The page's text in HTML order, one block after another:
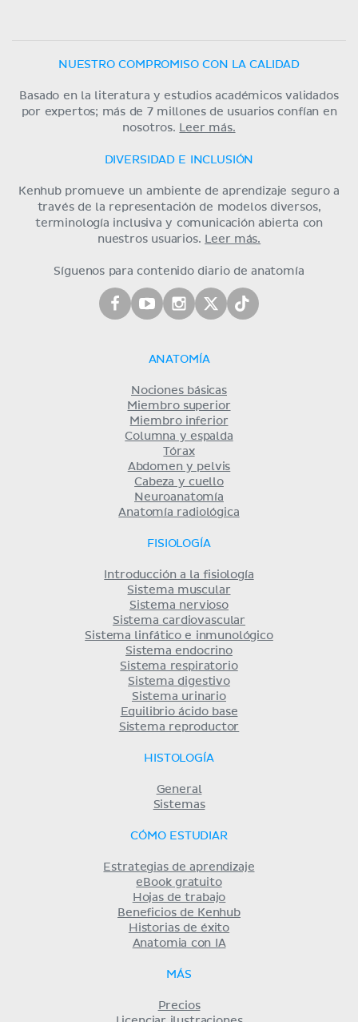
NUESTRO COMPROMISO CON LA CALIDAD
Basado en la literatura y estudios académicos validados
por expertos; más de 7 millones de usuarios confían en
nosotros. Leer más.
DIVERSIDAD E INCLUSIÓN
Kenhub promueve un ambiente de aprendizaje seguro a
través de la representación de modelos diversos,
terminología inclusiva y comunicación abierta con
nuestros usuarios. Leer más.
Síguenos para contenido diario de anatomía
ANATOMÍA
Nociones básicas
Miembro superior
Miembro inferior
Columna y espalda
Tórax
Abdomen y pelvis
Cabeza y cuello
Neuroanatomía
Anatomía radiológica
FISIOLOGÍA
Introducción a la fisiología
Sistema muscular
Sistema nervioso
Sistema cardiovascular
Sistema linfático e inmunológico
Sistema endocrino
Sistema respiratorio
Sistema digestivo
Sistema urinario
Equilibrio ácido base
Sistema reproductor
HISTOLOGÍA
General
Sistemas
CÓMO ESTUDIAR
Estrategias de aprendizaje
eBook gratuito
Hojas de trabajo
Beneficios de Kenhub
Historias de éxito
Anatomia con IA
MÁS
Precios